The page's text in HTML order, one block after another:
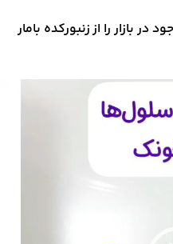
در بازار را از زنبورکده بامار